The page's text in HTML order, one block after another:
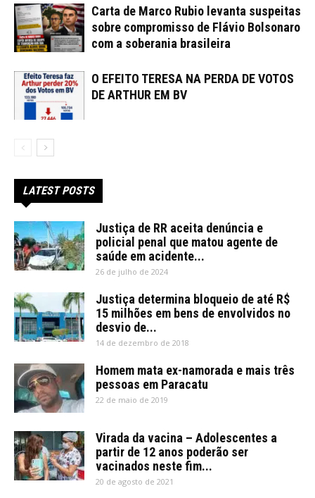
Carta de Marco Rubio levanta suspeitas
sobre compromisso de Flávio Bolsonaro
com a soberania brasileira
O EFEITO TERESA NA PERDA DE VOTOS
DE ARTHUR EM BV
LATEST POSTS
Justiça de RR aceita denúncia e
policial penal que matou agente de
saúde em acidente...
26 de julho de 2024
Justiça determina bloqueio de até R$
15 milhões em bens de envolvidos no
desvio de...
14 de dezembro de 2018
Homem mata ex-namorada e mais três
pessoas em Paracatu
22 de maio de 2019
Virada da vacina – Adolescentes a
partir de 12 anos poderão ser
vacinados neste fim...
20 de agosto de 2021